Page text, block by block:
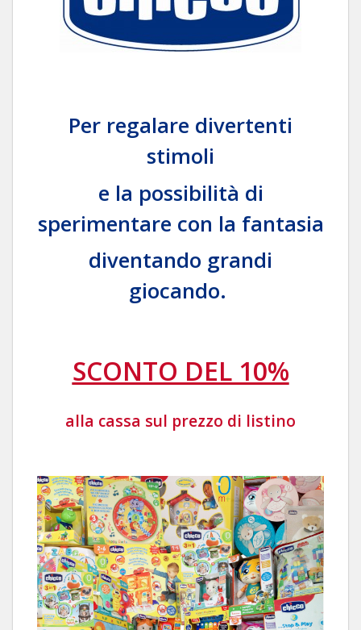
Per regalare divertenti
stimoli
e la possibilità di
sperimentare con la fantasia
diventando grandi
giocando.
SCONTO DEL 10%
alla cassa sul prezzo di listino